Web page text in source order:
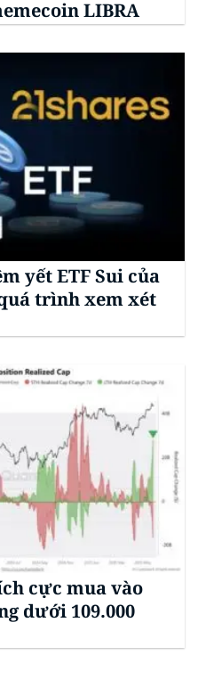
LIBRA
yết ETF Sui của
trình xem xét
cực mua vào
dưới 109.000